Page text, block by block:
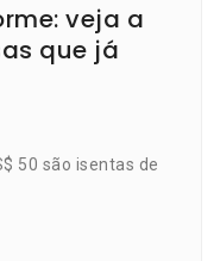
veja a
que já
50 são isentas de